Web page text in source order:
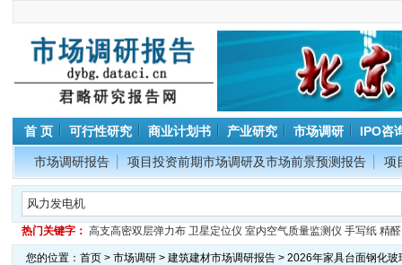
首 页 可行性研究 商业计划书 产业研究 市场调研 IPO咨
市场调研报告 项目投资前期市场调研及市场前景预测报告 项
热门关键字： 高支高密双层弹力布 卫星定位仪 室内空气质量监测仪 手写纸 精醛
您的位置： 首页> 市场调研> 建筑建材市场调研报告> 2026年家具台面钢化玻